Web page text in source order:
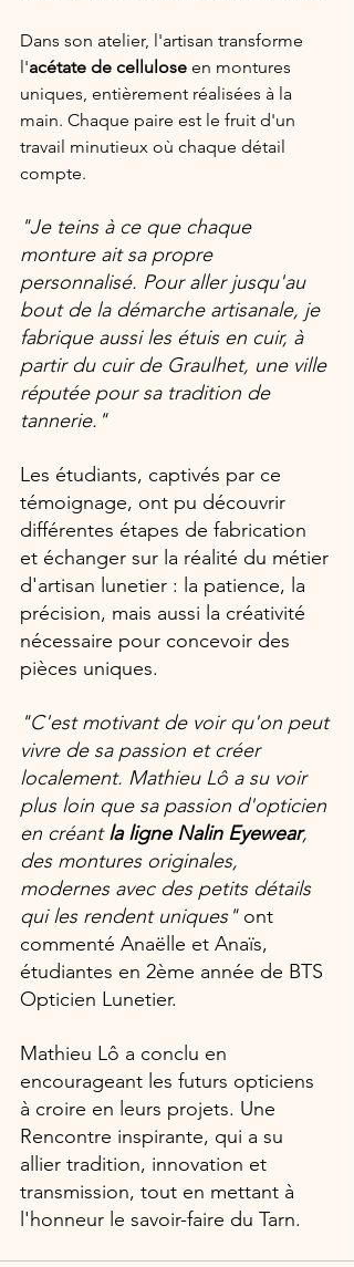
Dans son atelier, l'artisan transforme
l'acétate de cellulose en montures
uniques, entièrement réalisées à la
main. Chaque paire est le fruit d'un
travail minutieux où chaque détail
compte.
"Je teins à ce que chaque
monture ait sa propre
personnalisé. Pour aller jusqu'au
bout de la démarche artisanale, je
fabrique aussi les étuis en cuir, à
partir du cuir de Graulhet, une ville
réputée pour sa tradition de
tannerie."
Les étudiants, captivés par ce
témoignage, ont pu découvrir
différentes étapes de fabrication
et échanger sur la réalité du métier
d'artisan lunetier : la patience, la
précision, mais aussi la créativité
nécessaire pour concevoir des
pièces uniques.
"C'est motivant de voir qu'on peut
vivre de sa passion et créer
localement. Mathieu Lô a su voir
plus loin que sa passion d'opticien
en créant la ligne Nalin Eyewear,
des montures originales,
modernes avec des petits détails
qui les rendent uniques" ont
commenté Anaëlle et Anaïs,
étudiantes en 2ème année de BTS
Opticien Lunetier.
Mathieu Lô a conclu en
encourageant les futurs opticiens
à croire en leurs projets. Une
Rencontre inspirante, qui a su
allier tradition, innovation et
transmission, tout en mettant à
l'honneur le savoir-faire du Tarn.